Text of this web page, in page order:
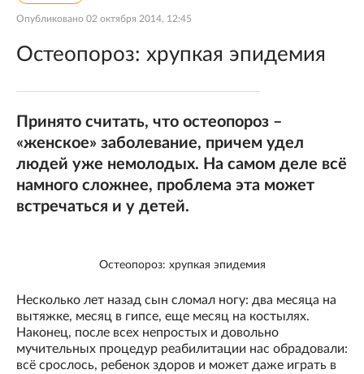
Опубликовано 02 октября 2014, 12:45
Остеопороз: хрупкая эпидемия
Принято считать, что остеопороз –
«женское» заболевание, причем удел
людей уже немолодых. На самом деле всё
намного сложнее, проблема эта может
встречаться и у детей.
Остеопороз: хрупкая эпидемия
Несколько лет назад сын сломал ногу: два месяца на
вытяжке, месяц в гипсе, еще месяц на костылях.
Наконец, после всех непростых и довольно
мучительных процедур реабилитации нас обрадовали:
всё срослось, ребенок здоров и может даже играть в